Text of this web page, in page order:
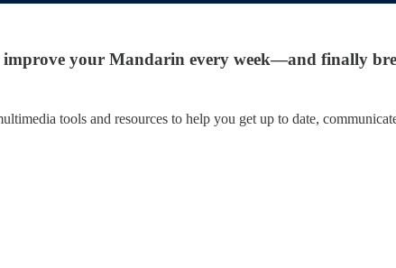
improve your Mandarin every week—and finally
tools and resources to help you get up to date,